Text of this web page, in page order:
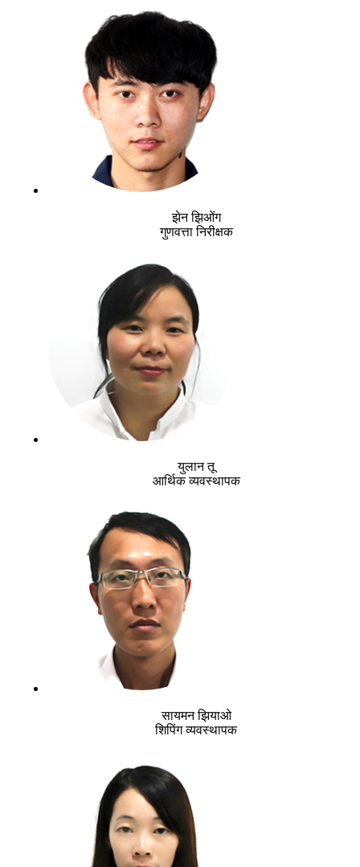
झेन झिओंग
गुणवत्ता निरीक्षक
युलान तू
आर्थिक व्यवस्थापक
सायमन झियाओ
शिपिंग व्यवस्थापक